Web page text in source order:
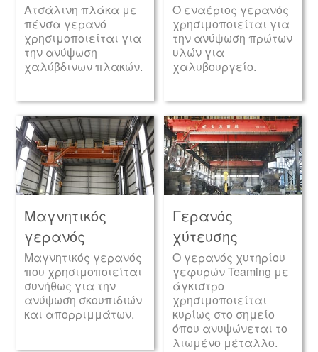
Ατσάλινη πλάκα με
πένσα γερανό
χρησιμοποιείται για
την ανύψωση
χαλύβδινων πλακών.
Ο εναέριος γερανός
χρησιμοποιείται για
την ανύψωση πρώτων
υλών για
χαλυβουργείο.
Μαγνητικός
γερανός
Μαγνητικός γερανός
που χρησιμοποιείται
συνήθως για την
ανύψωση σκουπιδιών
και απορριμμάτων.
Γερανός
χύτευσης
Ο γερανός χυτηρίου
γεφυρών Teaming με
άγκιστρο
χρησιμοποιείται
κυρίως στο σημείο
όπου ανυψώνεται το
λιωμένο μέταλλο.